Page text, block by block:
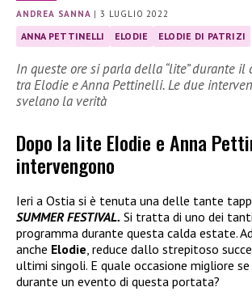
ANDREA SANNA |3 LUGLIO 2022
ANNA PETTINELLI ELODIE ELODIE DI PATRIZI
In queste ore si parla della “lite” durante il
tra Elodie e Anna Pettinelli. Le due
svelano la verità
Dopo la lite Elodie e Anna
intervengono
Ieri a Ostia si è tenuta una delle tante
SUMMER FESTIVAL. Si tratta di uno dei
programma durante questa calda estate.
anche Elodie , reduce dallo strepitoso
ultimi singoli. E quale occasione migliore
durante un evento di questa portata?